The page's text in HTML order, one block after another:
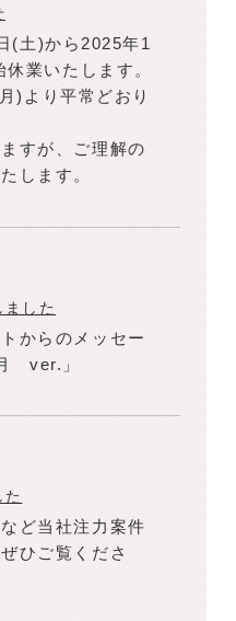
(土)から2025年1
業いたします。
)より平常どおり
すが、ご理解の
します。
ました
からのメッセー
ver.」
ど当社注力案件
ひご覧くださ